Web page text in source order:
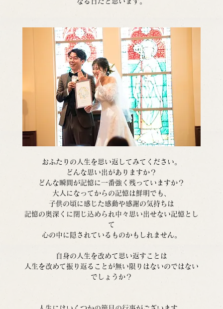
おふたりの人生を思い返してみてください。
どんな思い出がありますか？
どんな瞬間が記憶に一番強く残っていますか？
大人になってからの記憶は鮮明でも、
子供の頃に感じた感動や感謝の気持ちは
記憶の奥深くに閉じ込められ中々思い出せない記憶とし
て
心の中に隠されているものかもしれません。
自身の人生を改めて思い返すことは
人生を改めて振り返ることが無い限りはないのではない
でしょうか？